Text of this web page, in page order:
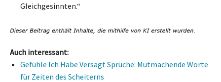
Gleichgesinnten.“
Auch interessant:
Gefühle Ich Habe Versagt Sprüche: Mutmachende Worte
für Zeiten des Scheiterns